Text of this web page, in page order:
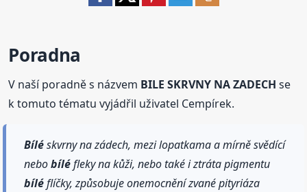
Poradna
V naší poradně s názvem BILE SKRVNY NA ZADECH se
k tomuto tématu vyjádřil uživatel Cempírek.
Bíléskvrny na zádech, mezi lopatkama a mírně svědící
nebobíléfleky na kůži, nebo také i ztráta pigmentu
bíléflíčky, způsobuje onemocnění zvané pityriáza